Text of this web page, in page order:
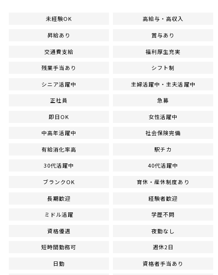
未経験OK 高給与・高収入
昇給あり 賞与あり
交通費支給 福利厚生充実
残業手当あり シフト制
シニア活躍中 主婦活躍中・主夫活躍中
正社員 急募
即日OK 女性活躍中
中高年活躍中 社会保険完備
有給消化率高 駅チカ
30代活躍中 40代活躍中
ブランクOK 育休・産休制度あり
長期歓迎 経験者歓迎
ミドル活躍 学歴不問
資格優遇 夜勤なし
短時間勤務可 週休2日
日勤 資格者手当あり